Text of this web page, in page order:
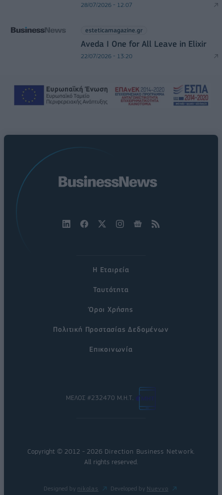
28/07/2026 - 12:07
esteticamagazine.gr
Aveda I One for All Leave in Elixir
22/07/2026 - 13:20
Η Εταιρεία
Ταυτότητα
Όροι Χρήσης
Πολιτική Προστασίας Δεδομένων
Επικοινωνία
ΜΕΛΟΣ #232470 Μ.Η.Τ.
Copyright © 2012 - 2026 Direction Business Network.
All rights reserved.
Designed by nikolas Developed by Nuevvo